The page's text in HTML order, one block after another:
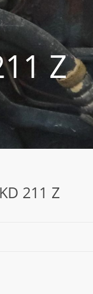
Z
211 Z